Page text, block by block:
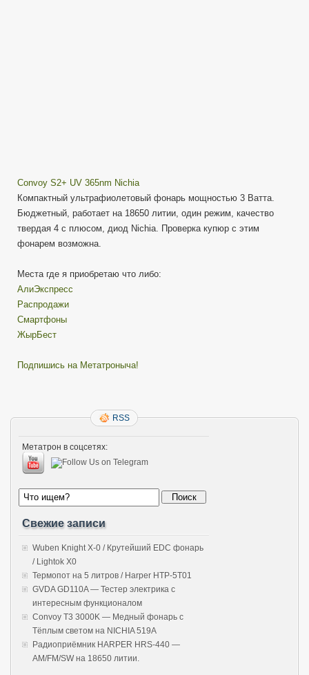
Convoy S2+ UV 365nm Nichia
Компактный ультрафиолетовый фонарь мощностью 3 Ватта.
Бюджетный, работает на 18650 литии, один режим, качество
твердая 4 с плюсом, диод Nichia. Проверка купюр с этим
фонарем возможна.
Места где я приобретаю что либо:
АлиЭкспресс
Распродажи
Смартфоны
ЖырБест
Подпишись на Метатроныча!
RSS
Метатрон в соцсетях:
Свежие записи
Wuben Knight X-0 / Крутейший EDC фонарь
/ Lightok X0
Термопот на 5 литров / Harper HTP-5T01
GVDA GD110A — Тестер электрика с
интересным функционалом
Convoy T3 3000K — Медный фонарь с
Тёплым светом на NICHIA 519A
Радиоприёмник HARPER HRS-440 —
AM/FM/SW на 18650 литии.